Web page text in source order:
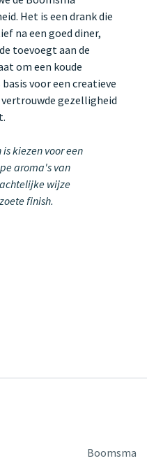
Het is een drank die
na een goed diner,
toevoegt aan de
om een koude
voor een creatieve
gezelligheid
kiezen voor een
aroma's van
wijze
finish.
Boomsma